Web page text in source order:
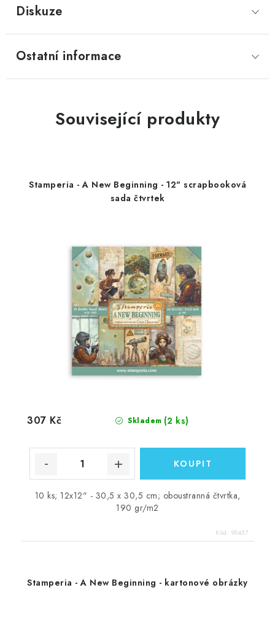
Diskuze
Ostatní informace
Související produkty
Stamperia - A New Beginning - 12" scrapbooková
sada čtvrtek
Skladem (2 ks)
307 Kč
10 ks; 12x12" - 30,5 x 30,5 cm; oboustranná čtvrtka,
190 gr/m2
Kód: 90457
Stamperia - A New Beginning - kartonové obrázky